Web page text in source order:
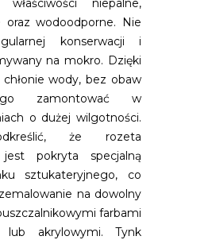
niepalne,
oraz wodoodporne. Nie
konserwacji i
na mokro. Dzięki
wody, bez obaw
zamontować w
o dużej wilgotności.
że rozeta
jest pokryta specjalną
sztukateryjnego, co
na dowolny
farbami
lub akrylowymi. Tynk